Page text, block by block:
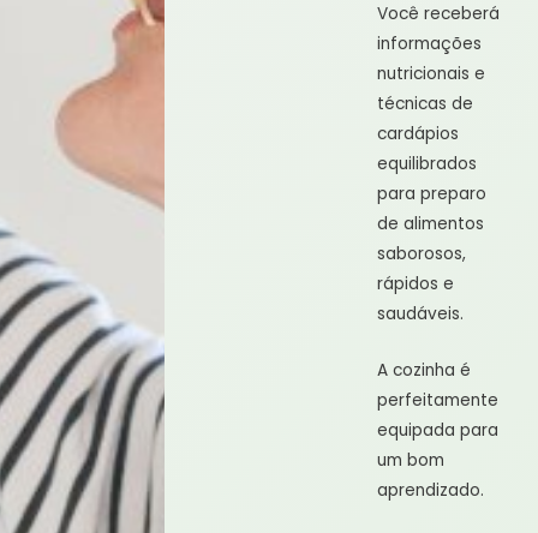
Você receberá
informações
nutricionais e
técnicas de
cardápios
equilibrados
para preparo
de alimentos
saborosos,
rápidos e
saudáveis.
A cozinha é
perfeitamente
equipada para
um bom
aprendizado.